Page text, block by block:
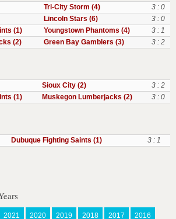
Tri-City Storm (4)
3 : 0
Lincoln Stars (6)
3 : 0
(1) Youngstown Phantoms (4)
3 : 1
(2) Green Bay Gamblers (3) 3 : 2
Sioux City (2)
3 : 2
(1) Muskegon Lumberjacks (2) 3 : 0
Dubuque Fighting Saints (1) 3 : 1
2021 2020 2019 2018 2017 2016